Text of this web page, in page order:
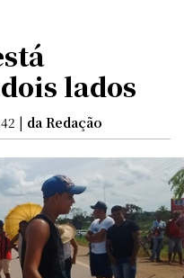
lados
| da Redação